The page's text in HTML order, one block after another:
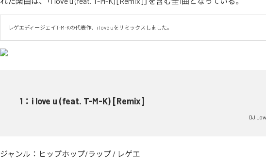
レゲエディージェイT-M-Kの代表作、i love uをリミックスしました。
1 ： i love u (feat. T-M-K) [Remix]
DJ
ジャンル： ヒップホップ/ラップ / レゲエ